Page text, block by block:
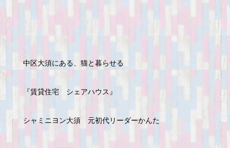
中区大須にある、猫と暮らせる
『賃貸住宅 シェアハウス』
シャミニヨン大須 元初代リーダーかんた